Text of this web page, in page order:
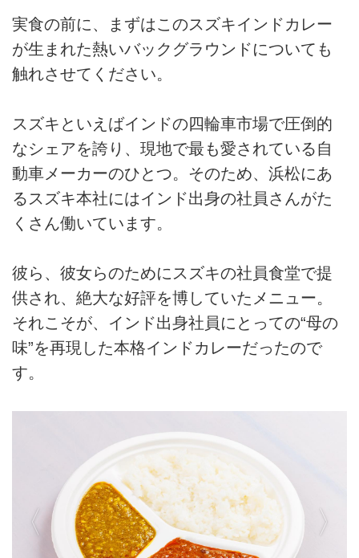
実食の前に、まずはこのスズキインドカレー
が生まれた熱いバックグラウンドについても
触れさせてください。
スズキといえばインドの四輪車市場で圧倒的
なシェアを誇り、現地で最も愛されている自
動車メーカーのひとつ。そのため、浜松にあ
るスズキ本社にはインド出身の社員さんがた
くさん働いています。
彼ら、彼女らのためにスズキの社員食堂で提
供され、絶大な好評を博していたメニュー。
それこそが、インド出身社員にとっての“母の
味”を再現した本格インドカレーだったので
す。